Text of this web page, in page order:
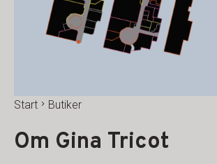
Start Butiker
Om Gina Tricot